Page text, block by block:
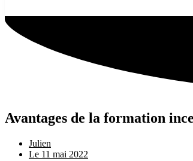
Avantages de la formation
Julien
Le 11 mai 2022